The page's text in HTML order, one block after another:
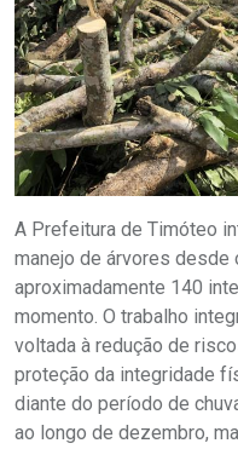
A Prefeitura de Timóteo
manejo de árvores desde
aproximadamente 140
momento. O trabalho
voltada à redução de
proteção da integridade
diante do período de
ao longo de dezembro,